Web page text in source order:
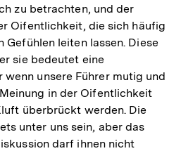
zu betrachten, und der
Oifentlichkeit, die sich häufig
Gefühlen leiten lassen. Diese
sie bedeutet eine
wenn unsere Führer mutig und
in der Oifentlichkeit
überbrückt werden. Die
unter uns sein, aber das
darf ihnen nicht